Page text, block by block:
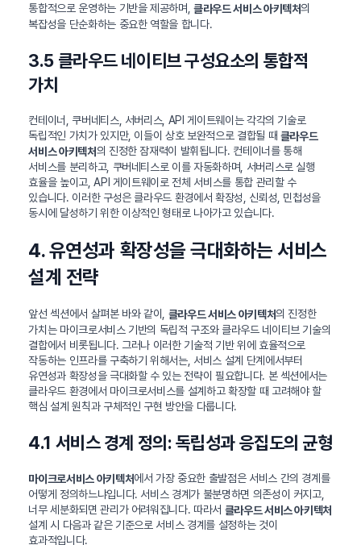
통합적으로 운영하는 기반을 제공하며,클라우드 서비스 아키텍처의
복잡성을 단순화하는 중요한 역할을 합니다.
3.5 클라우드 네이티브 구성요소의 통합적
가치
컨테이너, 쿠버네티스, 서버리스, API 게이트웨이는 각각의 기술로
독립적인 가치가 있지만, 이들이 상호 보완적으로 결합될 때 클라우드
서비스 아키텍처의 진정한 잠재력이 발휘됩니다. 컨테이너를 통해
서비스를 분리하고, 쿠버네티스로 이를 자동화하며, 서버리스로 실행
효율을 높이고, API 게이트웨이로 전체 서비스를 통합 관리할 수
있습니다. 이러한 구성은 클라우드 환경에서 확장성, 신뢰성, 민첩성을
동시에 달성하기 위한 이상적인 형태로 나아가고 있습니다.
4. 유연성과 확장성을 극대화하는 서비스
설계 전략
앞선 섹션에서 살펴본 바와 같이, 클라우드 서비스 아키텍처의 진정한
가치는 마이크로서비스 기반의 독립적 구조와 클라우드 네이티브 기술의
결합에서 비롯됩니다. 그러나 이러한 기술적 기반 위에 효율적으로
작동하는 인프라를 구축하기 위해서는, 서비스 설계 단계에서부터
유연성과 확장성을 극대화할 수 있는 전략이 필요합니다. 본 섹션에서는
클라우드 환경에서 마이크로서비스를 설계하고 확장할 때 고려해야 할
핵심 설계 원칙과 구체적인 구현 방안을 다룹니다.
4.1 서비스 경계 정의: 독립성과 응집도의 균형
마이크로서비스 아키텍처에서 가장 중요한 출발점은 서비스 간의 경계를
어떻게 정의하느냐입니다. 서비스 경계가 불분명하면 의존성이 커지고,
너무 세분화되면 관리가 어려워집니다. 따라서 클라우드 서비스 아키텍처
설계 시 다음과 같은 기준으로 서비스 경계를 설정하는 것이
효과적입니다.